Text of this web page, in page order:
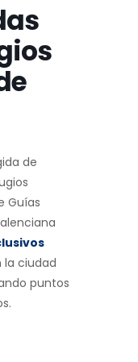
de
Guías
la ciudad
puntos